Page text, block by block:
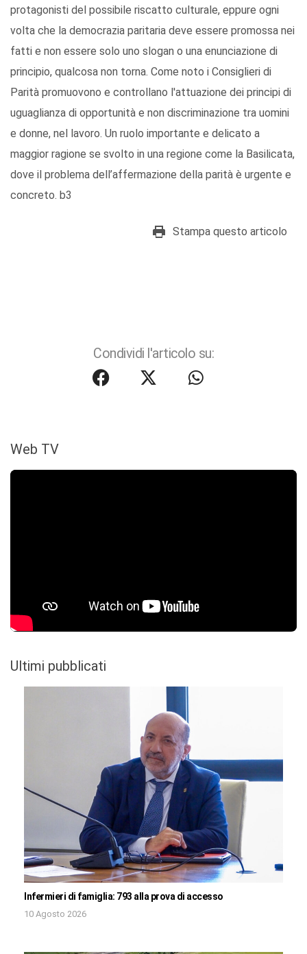
protagonisti del possibile riscatto culturale, eppure ogni
volta che la democrazia paritaria deve essere promossa nei
fatti e non essere solo uno slogan o una enunciazione di
principio, qualcosa non torna. Come noto i Consiglieri di
Parità promuovono e controllano l'attuazione dei principi di
uguaglianza di opportunità e non discriminazione tra uomini
e donne, nel lavoro. Un ruolo importante e delicato a
maggior ragione se svolto in una regione come la Basilicata,
dove il problema dell’affermazione della parità è urgente e
concreto. b3
Stampa questo articolo
Condividi l'articolo su:
Web TV
Ultimi pubblicati
Infermieri di famiglia: 793 alla prova di accesso
10 Agosto 2026